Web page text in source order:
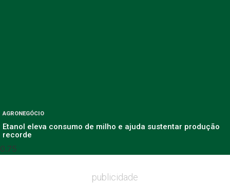
AGRONEGÓCIO
Etanol eleva consumo de milho e ajuda sustentar produção
recorde
publicidade